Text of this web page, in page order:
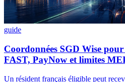
guide
Coordonnées SGD Wise
FAST, PayNow et limites
Un résident français éligible peut